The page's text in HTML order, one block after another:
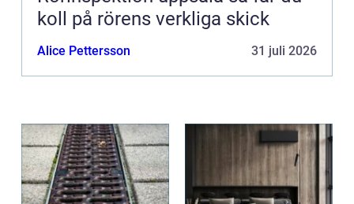
koll på rörens verkliga skick
Alice Pettersson 31 juli 2026